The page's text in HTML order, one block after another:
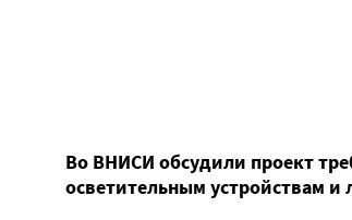
Во ВНИСИ обсудили проект
осветительным устройствам и